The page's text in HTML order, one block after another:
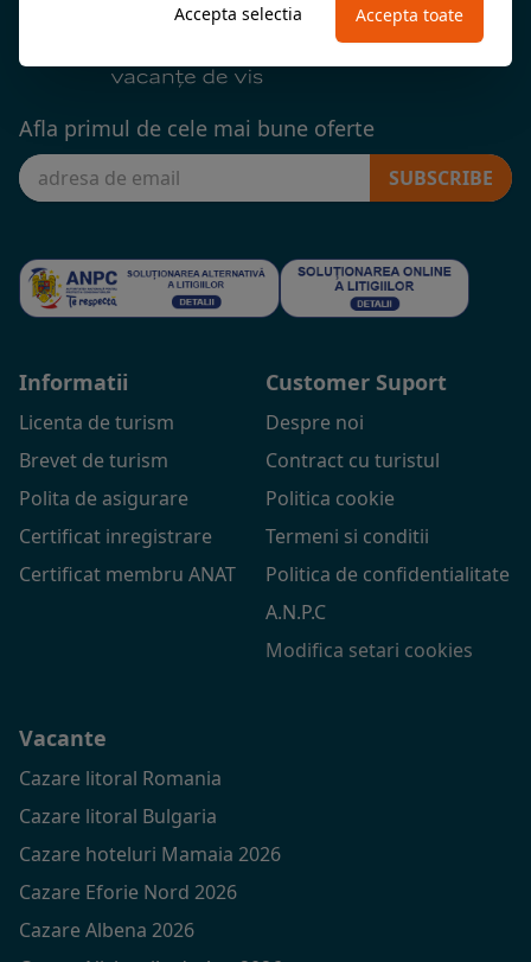
Afla primul de cele mai bune oferte
SUBSCRIBE
Informatii
Licenta de turism
Brevet de turism
Polita de asigurare
Certificat inregistrare
Certificat membru ANAT
Customer Suport
Despre noi
Contract cu turistul
Politica cookie
Termeni si conditii
Politica de confidentialitate
A.N.P.C
Modifica setari cookies
Vacante
Cazare litoral Romania
Cazare litoral Bulgaria
Cazare hoteluri Mamaia 2026
Cazare Eforie Nord 2026
Cazare Albena 2026
Accepta selectia Accepta toate